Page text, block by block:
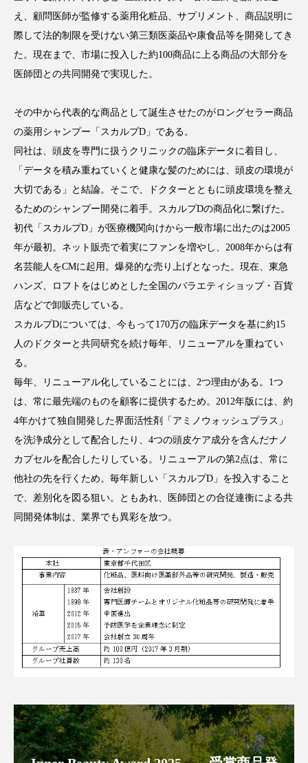
エクソソーム オーガニック オゾン
カウンセラー カウンセリング
カカイオイル ガジェット
クルエルティフリー クレンジング
クローズアップ ケーススタディ
コネクテッド・ビューティ コミュニケーション
コルチゾール サステナビリティ
サステナブル美容 サプライチェーン
サプリ サロンクレンジング
サロン経営 サロン連略 シャネル
スカルプ クレンジング 頻度 スカルプケア
スキンケアルーティン ストレス スパ
スマートウォッチ スマートパッチ
スマートリング セーフプレイス
ソーシャルウェルネス ソーシャルコマース
タンパク質 ディープクレンジング
デジタルデトックス デトックス
ナイトプロテイン ナイトルーティン 金木犀
パーソナライズ バーチャルメイク
え、顧問医師が監修する薬用化粧品、サプリメント、商品説明に
際して法的制限を受けない第三類医薬品や康食品等を開発してき
た。現在まで、市場に投入した約100商品に上る商品の大部分を
医師団との共同開発で実現した。
その中から代表的な商品として誕生させたのがロングセラー商品
の薬用シャンプー「スカルプD」である。
同社は、頭皮を専門に扱うクリニックの臨床データに着目し、
「データを積み重ねていくと健康な髪のためには、頭皮の環境が
大切である」と結論。そこで、ドクターとともに頭皮環境を整え
るためのシャンプー開発に着手。スカルプDの商品化に繋げた。
初代「スカルプD」が医療機関向けから一般市場に出たのは2005
年が最初。ネット販売で着実にファンを増やし、2008年からは有
名芸能人をCMに起用。爆発的な売り上げとなった。現在、東急
ハンズ、ロフトをはじめとした全国のバラエティショップ・百貨
店などで卸販売している。
スカルプDについては、今もって170万の臨床データを基に約15
人のドクターと共同研究を続け毎年、リニューアルを重ねてい
る。
毎年、リニューアル化していることには、2つ理由がある。1つ
は、常に最先端のものを顧客に提供するため。2012年版には、約
4年かけて独自開発した界面活性剤「アミノウォッシュプラス」
を洗浄成分として配合したり、4つの頭皮ケア成分を含んだナノ
カプセルを配合したりしている。リニューアルの第2点は、常に
他社の先を行くため。毎年新しい「スカルプD」を投入すること
で、差別化を図る狙い。ともあれ、医師団との合従連衡による共
同開発体制は、業界でも異彩を放つ。